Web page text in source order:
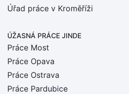
Úřad práce v Kroměříži
ÚŽASNÁ PRÁCE JINDE
Práce Most
Práce Opava
Práce Ostrava
Práce Pardubice